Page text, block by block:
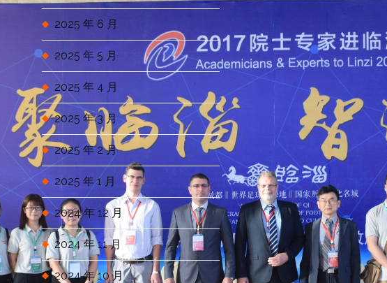
2025 年 6 月
2025 年 5 月
2025 年 4 月
2025 年 3 月
2025 年 2 月
2025 年 1 月
2024 年 12 月
2024 年 11 月
2024 年 10 月